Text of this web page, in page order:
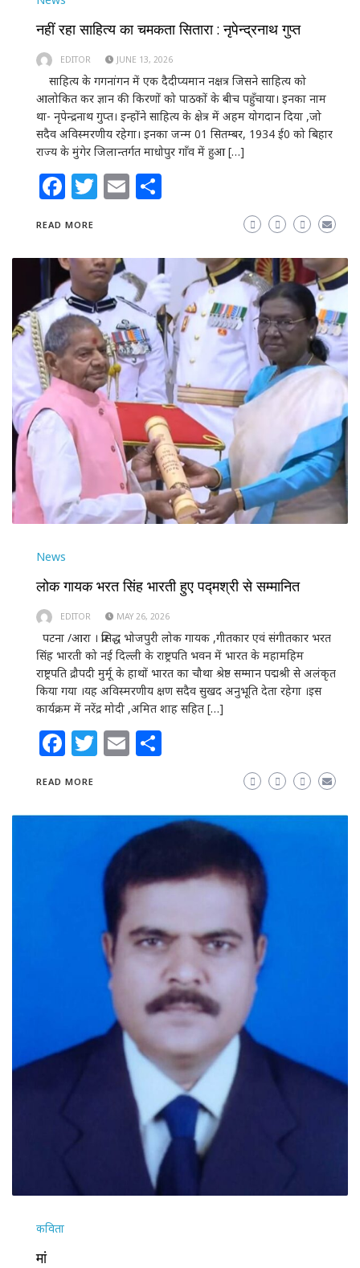
नहीं रहा साहित्य का चमकता सितारा : नृपेन्द्रनाथ गुप्त
EDITOR JUNE 13, 2026
साहित्य के गगनांगन में एक दैदीप्यमान नक्षत्र जिसने साहित्य को
आलोकित कर ज्ञान की किरणों को पाठकों के बीच पहुँचाया। इनका नाम
था- नृपेन्द्रनाथ गुप्त। इन्होंने साहित्य के क्षेत्र में अहम योगदान दिया ,जो
सदैव अविस्मरणीय रहेगा। इनका जन्म 01 सितम्बर, 1934 ई0 को बिहार
राज्य के मुंगेर जिलान्तर्गत माधोपुर गाँव में हुआ […]
Facebook
Twitter
Email
READ MORE
News
लोक गायक भरत सिंह भारती हुए पद्मश्री से सम्मानित
EDITOR MAY 26, 2026
पटना /आरा । प्रसिद्ध भोजपुरी लोक गायक ,गीतकार एवं संगीतकार भरत
सिंह भारती को नई दिल्ली के राष्ट्रपति भवन में भारत के महामहिम
राष्ट्रपति द्रौपदी मुर्मू के हाथों भारत का चौथा श्रेष्ठ सम्मान पद्मश्री से अलंकृत
किया गया ।यह अविस्मरणीय क्षण सदैव सुखद अनुभूति देता रहेगा ।इस
कार्यक्रम में नरेंद्र मोदी ,अमित शाह सहित […]
Facebook
Twitter
Email
READ MORE
कविता
मां